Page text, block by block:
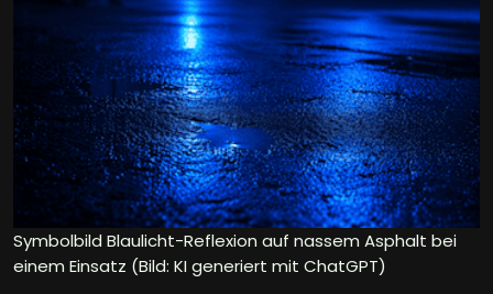
Symbolbild Blaulicht-Reflexion auf nassem Asphalt bei
einem Einsatz (Bild: KI generiert mit ChatGPT)